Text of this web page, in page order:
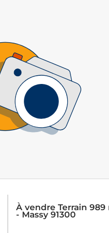
À vendre Terrain 989
- Massy 91300